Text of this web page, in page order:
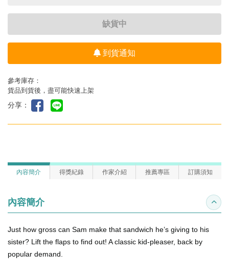
缺貨中
到貨通知
參考庫存：
貨品到貨後，盡可能快速上架
分享：
內容簡介 得獎紀錄 作家介紹 推薦專區 訂購須知
內容簡介 收合
Just how gross can Sam make that sandwich he’s giving to his
sister? Lift the flaps to find out! A classic kid-pleaser, back by
popular demand.